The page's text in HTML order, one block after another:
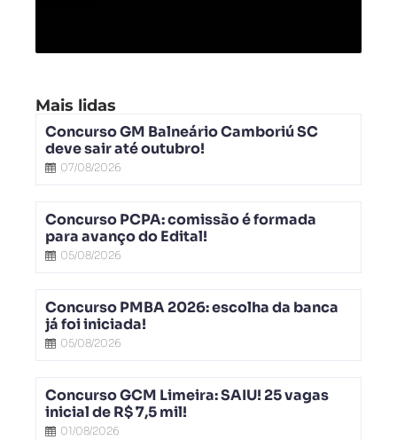
Mais lidas
Concurso GM Balneário Camboriú SC
deve sair até outubro!
07/08/2026
Concurso PCPA: comissão é formada
para avanço do Edital!
05/08/2026
Concurso PMBA 2026: escolha da banca
já foi iniciada!
05/08/2026
Concurso GCM Limeira: SAIU! 25 vagas
inicial de R$ 7,5 mil!
01/08/2026